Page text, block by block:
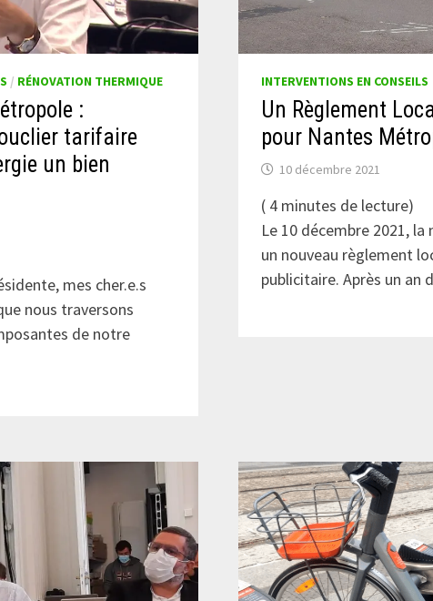
/ RÉNOVATION THERMIQUE
:
tarifaire
un bien
mes cher.e.s
nous traversons
de notre
INTERVENTIONS EN CONSEILS
Un Règlement
pour Nantes
10 décembre 2021
( 4 minutes de lecture)
Le 10 décembre 2021,
un nouveau règlement
publicitaire. Après un an